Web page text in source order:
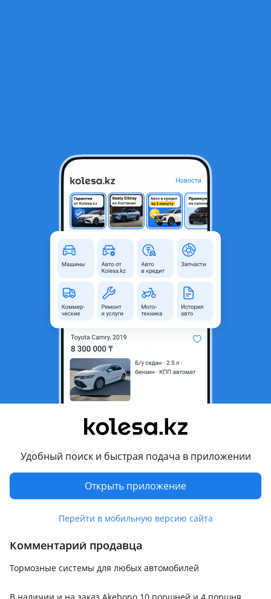
Удобный поиск и быстрая подача в приложении
Открыть приложение
Перейти в мобильную версию сайта
Объявление находится в архиве и может быть
Алматы, Алматинская
Оригинальность
Оригинал
Подходит на авто
Cadillac Escalade
Land Rover Range Rover
Land Rover Range Rover Sport
Lexus LX 570
Комментарий продавца
Тормозные системы для любых автомобилей